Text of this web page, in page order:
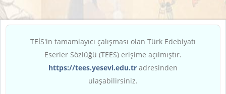
TEİS'in tamamlayıcı çalışması olan Türk Edebiyatı
Eserler Sözlüğü (TEES) erişime açılmıştır.
https://tees.yesevi.edu.tr adresinden
ulaşabilirsiniz.